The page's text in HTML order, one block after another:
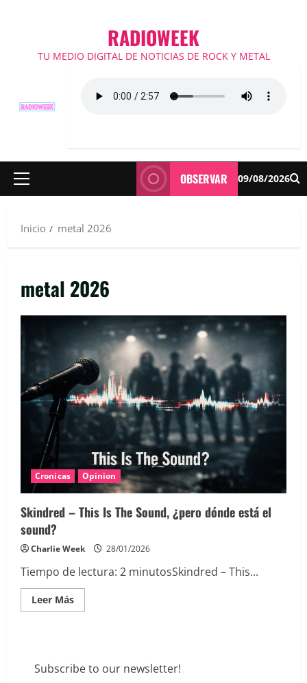
RADIOWEEK
TU MEDIO DIGITAL DE NOTICIAS DE ROCK Y METAL
Menú
OBSERVAR 09/08/2026
Inicio metal 2026
metal 2026
Cronicas Opinion
Skindred – This Is The Sound, ¿pero dónde está el
sound?
Charlie Week 28/01/2026
Tiempo de lectura: 2 minutosSkindred – This...
Leer MásLeer
más
Is
The
Subscribe to our newsletter!